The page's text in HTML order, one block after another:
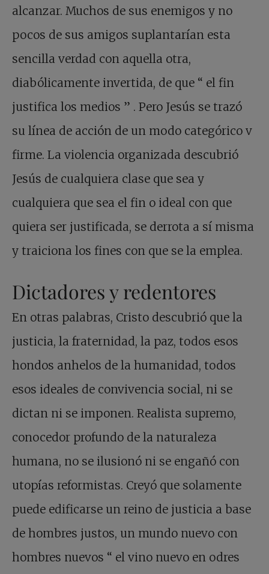
alcanzar. Muchos de sus enemigos y no
pocos de sus amigos suplantarían esta
sencilla verdad con aquella otra,
diabólicamente invertida, de que “ el fin
justifica los medios ” . Pero Jesús se trazó
su línea de acción de un modo categórico v
firme. La violencia organizada descubrió
Jesús de cualquiera clase que sea y
cualquiera que sea el fin o ideal con que
quiera ser justificada, se derrota a sí misma
y traiciona los fines con que se la emplea.
Dictadores y redentores
En otras palabras, Cristo descubrió que la
justicia, la fraternidad, la paz, todos esos
hondos anhelos de la humanidad, todos
esos ideales de convivencia social, ni se
dictan ni se imponen. Realista supremo,
conocedor profundo de la naturaleza
humana, no se ilusionó ni se engañó con
utopías reformistas. Creyó que solamente
puede edificarse un reino de justicia a base
de hombres justos, un mundo nuevo con
hombres nuevos “ el vino nuevo en odres